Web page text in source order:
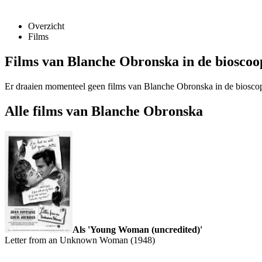
Overzicht
Films
Films van Blanche Obronska in de
Er draaien momenteel geen films van Blanche Obronska in de
Alle films van Blanche Obronska
Als 'Young Woman (uncredited)'
Letter from an Unknown Woman (1948)